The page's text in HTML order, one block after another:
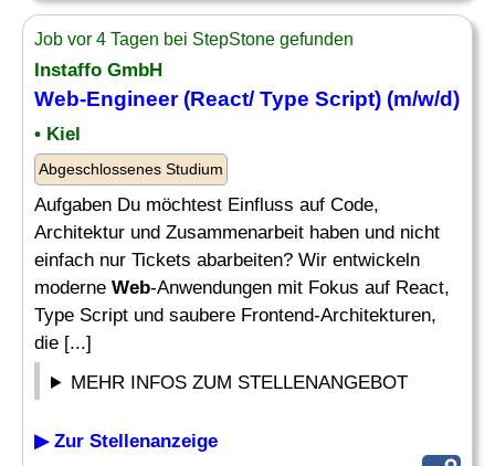
Job vor 4 Tagen bei StepStone gefunden
Instaffo GmbH
Web-Engineer (React/ Type Script) (m/w/d)
• Kiel
Abgeschlossenes Studium
Aufgaben Du möchtest Einfluss auf Code,
Architektur und Zusammenarbeit haben und nicht
einfach nur Tickets abarbeiten? Wir entwickeln
moderne Web-Anwendungen mit Fokus auf React,
Type Script und saubere Frontend-Architekturen,
die [...]
MEHR INFOS ZUM STELLENANGEBOT
▶ Zur Stellenanzeige